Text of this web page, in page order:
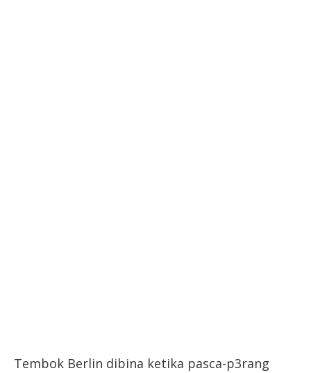
Tembok Berlin dibina ketika pasca-p3rang